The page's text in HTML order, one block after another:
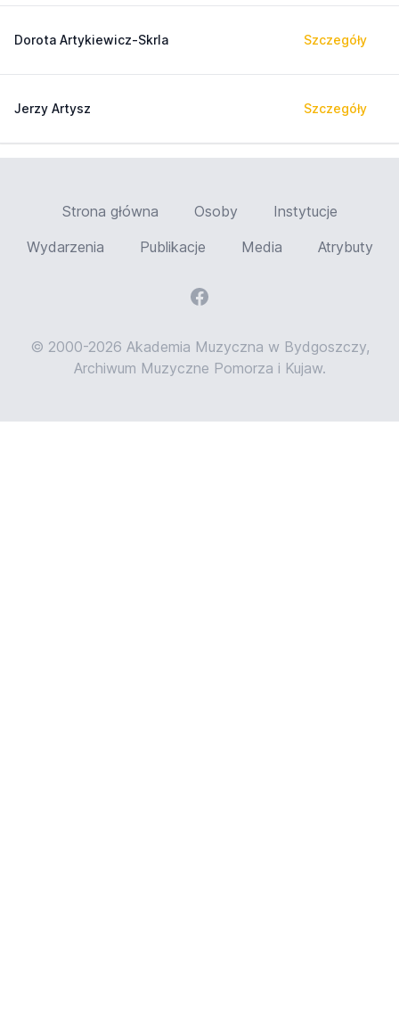
Dorota Artykiewicz-Skrla Szczegóły
Jerzy Artysz Szczegóły
Strona główna Osoby
Instytucje
Wydarzenia
Publikacje Media Atrybuty
© 2000-2026 Akademia Muzyczna w Bydgoszczy,
Archiwum Muzyczne Pomorza i Kujaw.